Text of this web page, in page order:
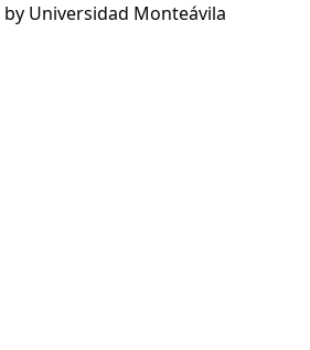
Universidad Monteávila